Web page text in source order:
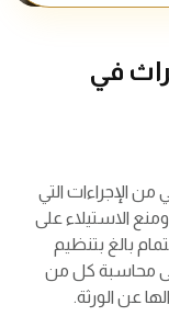
في
الإجراءات التي
الاستيلاء على
بالغ بتنظيم
محاسبة كل من
عن الورثة.